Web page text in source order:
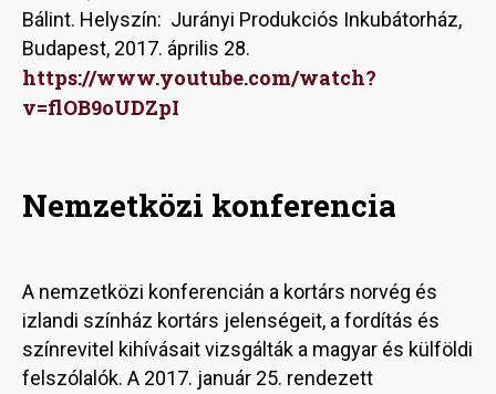
Bálint. Helyszín: Jurányi Produkciós Inkubátorház,
Budapest, 2017. április 28.
https://www.youtube.com/watch?
v=flOB9oUDZpI
Nemzetközi konferencia
A nemzetközi konferencián a kortárs norvég és
izlandi színház kortárs jelenségeit, a fordítás és
színrevitel kihívásait vizsgálták a magyar és külföldi
felszólalók. A 2017. január 25. rendezett